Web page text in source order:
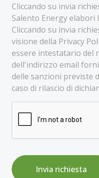
Cliccando su invia
Salento Energy
Cliccando su invia
visione della Privacy
essere intestatario del
dell'indirizzo email
delle sanzioni previste
caso di rilascio di
Invia richiesta